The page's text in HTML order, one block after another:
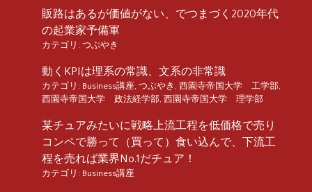
販路はあるが価値がない、でつまづく2020年代
の起業家予備軍
カテゴリ: つぶやき
動くKPIは理系の常識、文系の非常識
カテゴリ: Business講座 つぶやき 西園寺帝国大学 工学部
西園寺帝国大学 政法経学部 西園寺帝国大学 理学部
某チュアみたいに戦略上流工程を低価格で売り
コンペで勝って（買って）食い込んで、下流工
程を売れば業界No.1だチュア！
カテゴリ: Business講座